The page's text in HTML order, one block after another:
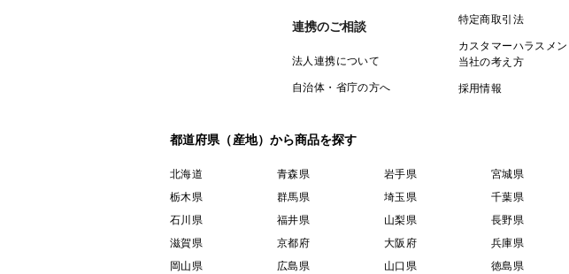
連携のご相談
法人連携について
自治体・省庁の方へ
特定商取引法
カスタマーハラスメ
当社の考え方
採用情報
都道府県（産地）から商品を探す
北海道 青森県 岩手県 宮城県
栃木県
群馬県 埼玉県 千葉県
石川県
福井県 山梨県 長野県
滋賀県
京都府 大阪府 兵庫県
岡山県
広島県 山口県 徳島県